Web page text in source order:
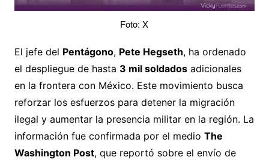
Foto: X
El jefe del Pentágono, Pete Hegseth, ha ordenado
el despliegue de hasta 3 mil soldadosadicionales
en la frontera con México. Este movimiento busca
reforzar los esfuerzos para detener la migración
ilegal y aumentar la presencia militar en la región. La
información fue confirmada por el medio The
Washington Post, que reportó sobre el envío de